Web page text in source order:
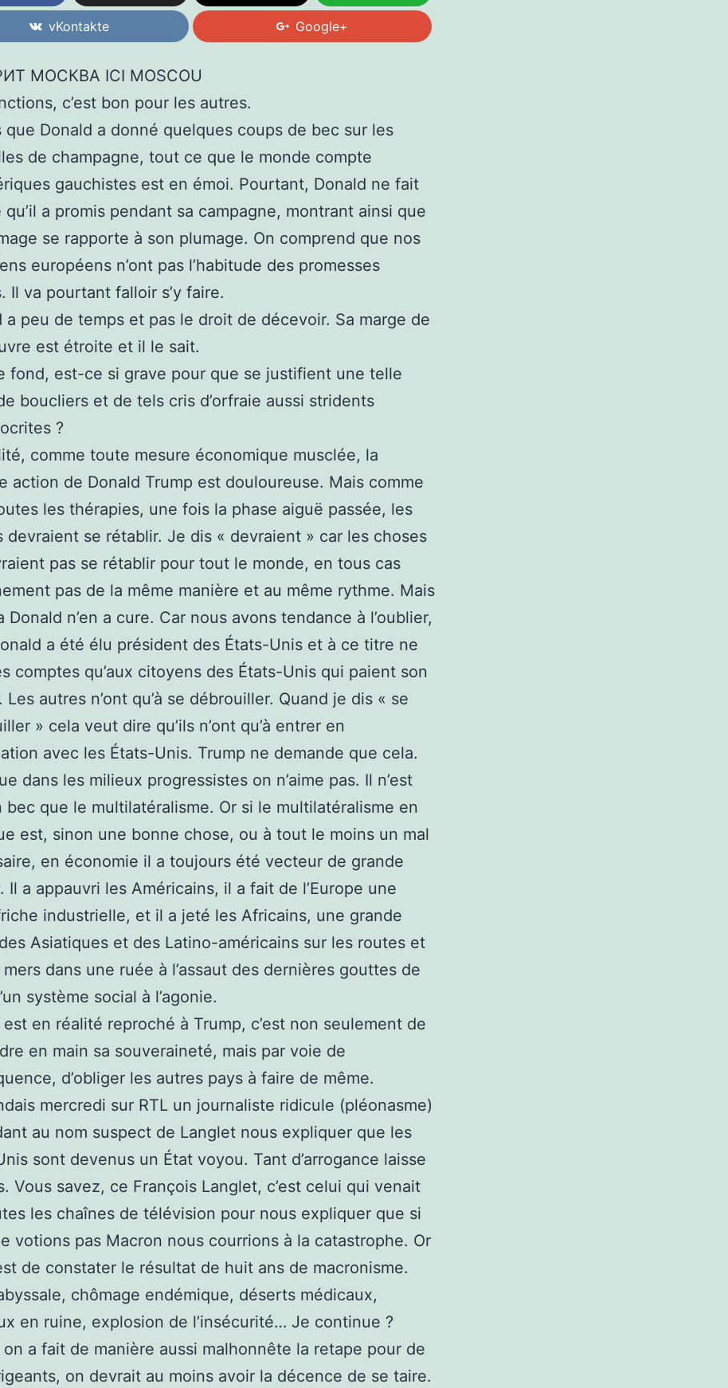
vKontakte Google+
МОСКВА ICI MOSCOU
c’est bon pour les autres.
que Donald a donné quelques coups de bec sur les
de champagne, tout ce que le monde compte
gauchistes est en émoi. Pourtant, Donald ne fait
qu’il a promis pendant sa campagne, montrant ainsi que
se rapporte à son plumage. On comprend que nos
européens n’ont pas l’habitude des promesses
Il va pourtant falloir s’y faire.
a peu de temps et pas le droit de décevoir. Sa marge de
est étroite et il le sait.
fond, est-ce si grave pour que se justifient une telle
boucliers et de tels cris d’orfraie aussi stridents
?
comme toute mesure économique musclée, la
action de Donald Trump est douloureuse. Mais comme
les thérapies, une fois la phase aiguë passée, les
devraient se rétablir. Je dis « devraient » car les choses
pas se rétablir pour tout le monde, en tous cas
pas de la même manière et au même rythme. Mais
Donald n’en a cure. Car nous avons tendance à l’oublier,
a été élu président des États-Unis et à ce titre ne
comptes qu’aux citoyens des États-Unis qui paient son
Les autres n’ont qu’à se débrouiller. Quand je dis « se
» cela veut dire qu’ils n’ont qu’à entrer en
avec les États-Unis. Trump ne demande que cela.
dans les milieux progressistes on n’aime pas. Il n’est
bec que le multilatéralisme. Or si le multilatéralisme en
est, sinon une bonne chose, ou à tout le moins un mal
en économie il a toujours été vecteur de grande
Il a appauvri les Américains, il a fait de l’Europe une
industrielle, et il a jeté les Africains, une grande
Asiatiques et des Latino-américains sur les routes et
dans une ruée à l’assaut des dernières gouttes de
système social à l’agonie.
en réalité reproché à Trump, c’est non seulement de
en main sa souveraineté, mais par voie de
d’obliger les autres pays à faire de même.
mercredi sur RTL un journaliste ridicule (pléonasme)
au nom suspect de Langlet nous expliquer que les
sont devenus un État voyou. Tant d’arrogance laisse
Vous savez, ce François Langlet, c’est celui qui venait
les chaînes de télévision pour nous expliquer que si
votions pas Macron nous courrions à la catastrophe. Or
de constater le résultat de huit ans de macronisme.
chômage endémique, déserts médicaux,
en ruine, explosion de l’insécurité… Je continue ?
on a fait de manière aussi malhonnête la retape pour de
on devrait au moins avoir la décence de se taire.